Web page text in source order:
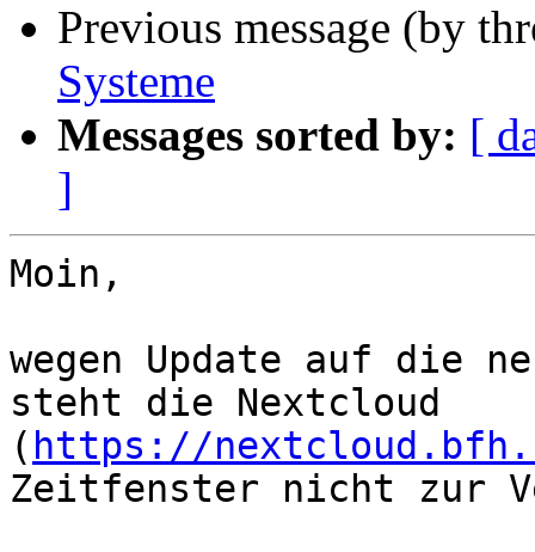
Previous message (by
Systeme
Messages sorted by: [
]
Moin,
wegen Update auf die
steht die Nextcloud
( https://
Zeitfenster nicht zur